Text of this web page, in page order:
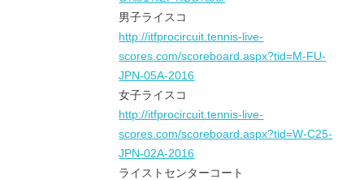
男子ライスコ
http://itfprocircuit.tennis-live-
scores.com/scoreboard.aspx?tid=M-FU-
JPN-05A-2016
女子ライスコ
http://itfprocircuit.tennis-live-
scores.com/scoreboard.aspx?tid=W-C25-
JPN-02A-2016
ライストセンターコート